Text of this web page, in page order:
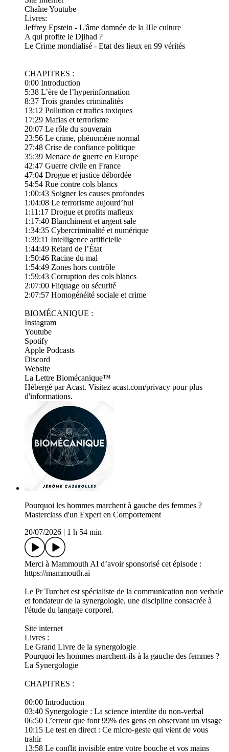
⁠Chaîne Youtube⁠
Livres:
⁠Jeffrey Epstein - L'âme damnée de la IIIe culture⁠
⁠A qui profite le Djihad ?⁠
⁠Le Crime mondialisé - Etat des lieux en 99 vérités⁠
CHAPITRES :
0:00 Introduction
5:38 L’ère de l’hyperinformation
8:37 Trois grandes criminalités
13:12 Pollution et trafics toxiques
17:29 Mafias et terrorisme
20:07 Le rôle du souverain
23:56 Le crime, phénomène normal
27:48 Crise de confiance politique
35:39 Menace de guerre en Europe
42:47 Guerre civile en France
47:04 Drogue et justice débordée
54:54 Rue contre cols blancs
1:00:43 Soigner les causes profondes
1:04:08 Le terrorisme aujourd’hui
1:11:17 Drogue et profits mafieux
1:17:40 Blanchiment et argent sale
1:34:35 Cybercriminalité et numérique
1:39:11 Intelligence artificielle
1:44:49 Retard de l’État
1:50:46 Racine du mal
1:54:49 Zones hors contrôle
1:59:43 Corruption des cols blancs
2:07:00 Fliquage ou sécurité
2:07:57 Homogénéité sociale et crime
BIOMÉCANIQUE :
​⁠⁠⁠⁠⁠⁠⁠⁠⁠⁠⁠⁠⁠⁠⁠⁠⁠⁠⁠⁠⁠⁠⁠⁠⁠⁠⁠⁠⁠⁠⁠⁠⁠⁠⁠⁠⁠⁠⁠⁠⁠⁠⁠⁠⁠⁠⁠⁠⁠⁠⁠⁠⁠⁠⁠⁠⁠⁠⁠⁠⁠⁠⁠⁠⁠⁠⁠⁠⁠⁠⁠⁠⁠⁠⁠⁠⁠⁠⁠⁠⁠⁠⁠⁠⁠⁠⁠⁠⁠⁠⁠⁠⁠⁠⁠⁠⁠⁠⁠⁠⁠⁠⁠⁠⁠⁠⁠⁠⁠⁠⁠⁠⁠⁠⁠⁠⁠⁠⁠⁠⁠⁠⁠⁠⁠⁠⁠⁠⁠⁠⁠⁠⁠⁠⁠⁠⁠⁠⁠⁠⁠⁠⁠⁠⁠⁠⁠Instagram⁠⁠⁠⁠⁠⁠⁠⁠⁠⁠⁠⁠⁠⁠⁠⁠⁠⁠⁠⁠⁠⁠⁠⁠⁠⁠⁠⁠⁠⁠⁠⁠⁠⁠⁠⁠⁠⁠⁠⁠⁠⁠⁠⁠⁠⁠⁠⁠⁠⁠
⁠⁠⁠⁠⁠⁠⁠⁠⁠⁠⁠⁠⁠⁠⁠⁠⁠⁠⁠⁠⁠⁠⁠​⁠⁠⁠⁠⁠⁠⁠⁠⁠⁠⁠⁠⁠⁠⁠⁠⁠⁠⁠⁠⁠⁠Youtube⁠⁠⁠⁠⁠⁠⁠⁠⁠⁠⁠⁠⁠⁠⁠⁠⁠⁠⁠⁠⁠⁠⁠⁠⁠⁠⁠⁠⁠⁠⁠⁠⁠⁠⁠⁠⁠⁠⁠⁠⁠⁠⁠⁠⁠⁠⁠⁠⁠⁠
⁠⁠⁠⁠⁠⁠⁠⁠⁠⁠⁠⁠⁠⁠⁠⁠⁠⁠⁠⁠⁠⁠⁠​⁠⁠⁠⁠⁠⁠⁠⁠⁠⁠⁠⁠⁠⁠⁠⁠⁠⁠⁠⁠⁠⁠⁠⁠⁠⁠Spotify⁠⁠⁠⁠⁠⁠⁠⁠⁠⁠⁠⁠⁠⁠⁠⁠⁠⁠⁠⁠⁠⁠⁠⁠⁠⁠⁠⁠⁠⁠⁠⁠⁠⁠⁠⁠⁠⁠⁠⁠⁠⁠⁠⁠⁠⁠⁠⁠⁠
​⁠⁠⁠⁠⁠⁠⁠⁠⁠⁠⁠⁠⁠⁠⁠⁠⁠⁠⁠⁠⁠⁠⁠⁠⁠⁠⁠⁠⁠⁠⁠⁠⁠⁠⁠⁠⁠⁠⁠⁠⁠⁠⁠⁠⁠Apple Podcasts⁠⁠⁠⁠⁠⁠⁠⁠⁠⁠⁠⁠⁠⁠⁠⁠⁠⁠⁠⁠⁠⁠⁠⁠⁠⁠⁠⁠⁠⁠⁠⁠⁠⁠⁠⁠⁠⁠⁠⁠⁠⁠⁠⁠⁠⁠⁠⁠⁠
​⁠⁠⁠⁠⁠⁠⁠⁠⁠⁠⁠⁠⁠⁠⁠⁠⁠⁠⁠⁠⁠⁠⁠⁠⁠⁠⁠⁠⁠⁠⁠⁠⁠⁠⁠⁠⁠⁠⁠⁠⁠⁠⁠⁠⁠⁠⁠⁠Discord⁠⁠⁠⁠⁠⁠⁠⁠⁠⁠⁠⁠⁠⁠⁠⁠⁠⁠⁠⁠⁠⁠⁠⁠⁠⁠⁠⁠⁠⁠⁠⁠⁠⁠⁠⁠⁠⁠⁠⁠⁠⁠⁠⁠⁠⁠⁠⁠
​⁠⁠⁠⁠⁠⁠⁠⁠⁠⁠⁠⁠⁠⁠⁠⁠⁠⁠⁠⁠⁠⁠⁠⁠⁠⁠⁠⁠⁠⁠⁠⁠⁠⁠⁠⁠⁠⁠⁠⁠⁠⁠⁠⁠⁠⁠⁠⁠Website⁠⁠⁠⁠⁠⁠⁠⁠⁠⁠⁠⁠⁠⁠⁠⁠⁠⁠⁠⁠⁠⁠⁠⁠⁠⁠⁠⁠⁠⁠⁠⁠⁠⁠⁠⁠⁠⁠⁠⁠⁠⁠⁠⁠⁠⁠⁠⁠
⁠⁠⁠⁠​⁠⁠⁠⁠⁠⁠⁠⁠⁠⁠⁠⁠⁠⁠⁠⁠⁠⁠⁠⁠⁠⁠⁠⁠⁠⁠⁠⁠⁠⁠⁠⁠⁠⁠⁠⁠⁠⁠⁠⁠⁠⁠⁠⁠​⁠⁠⁠⁠⁠⁠⁠⁠⁠⁠⁠⁠⁠⁠⁠⁠⁠⁠⁠⁠⁠⁠⁠⁠⁠⁠⁠⁠⁠⁠⁠⁠⁠⁠⁠⁠⁠⁠⁠⁠⁠⁠⁠⁠⁠⁠⁠La Lettre Biomécanique⁠⁠⁠⁠⁠⁠⁠⁠⁠⁠⁠⁠⁠⁠⁠⁠⁠⁠⁠⁠⁠⁠⁠⁠⁠⁠⁠⁠⁠⁠⁠⁠⁠⁠⁠⁠⁠⁠⁠⁠⁠⁠⁠⁠⁠⁠⁠⁠⁠™
Hébergé par Acast. Visitez acast.com/privacy pour plus
d'informations.
Pourquoi les hommes marchent à gauche des femmes ?
Masterclass d'un Expert en Comportement
20/07/2026
1 h 54 min
Merci à Mammouth AI d’avoir sponsorisé cet épisode :
⁠⁠https://mammouth.ai⁠
Le Pr Turchet est spécialiste de la communication non verbale
et fondateur de la synergologie, une discipline consacrée à
l'étude du langage corporel.
⁠Site internet⁠
Livres :
⁠Le Grand Livre de la synergologie⁠
⁠Pourquoi les hommes marchent-ils à la gauche des femmes ?⁠
⁠La Synergologie⁠
CHAPITRES :
00:00 Introduction
03:40 Synergologie : La science interdite du non-verbal
06:50 L’erreur que font 99% des gens en observant un visage
10:15 Le test en direct : Ce micro-geste qui vient de vous
trahir
13:58 Le conflit invisible entre votre bouche et vos mains